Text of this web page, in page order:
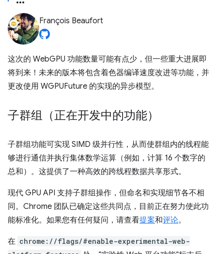
François Beaufort
这次的 WebGPU 功能数量可能有点少，但一些重大进展即
将到来！未来的版本将包含着色器编译速度改进等功能，并
更改使用 WGPUFuture 的实现的异步模型。
子群组（正在开发中的功能）
子群组功能可实现 SIMD 级并行性，从而使群组内的线程能
够进行通信并执行集体数学运算（例如，计算 16 个数字的
总和）。这提供了一种高效的跨线程数据共享形式。
现代 GPU API 支持子群组操作，但命名和实现细节各不相
同。Chrome 团队已确定这些共同点，目前正在努力使此功
能标准化。如果您有任何疑问，请查看提案和评论。
在 chrome://flags/#enable-experimental-web-